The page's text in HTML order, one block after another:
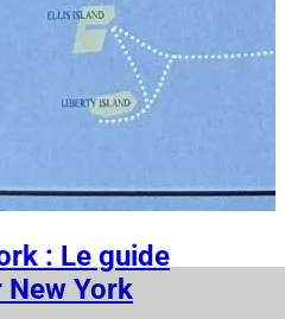
: Le guide
York